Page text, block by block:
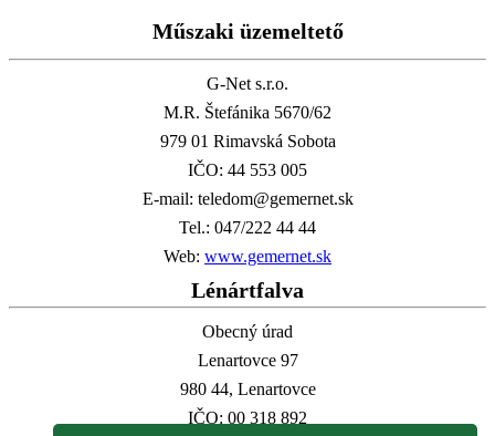
Műszaki üzemeltető
G-Net s.r.o.
M.R. Štefánika 5670/62
979 01 Rimavská Sobota
IČO: 44 553 005
E-mail: teledom@gemernet.sk
Tel.: 047/222 44 44
Web: www.gemernet.sk
Lénártfalva
Obecný úrad
Lenartovce 97
980 44, Lenartovce
IČO: 00 318 892